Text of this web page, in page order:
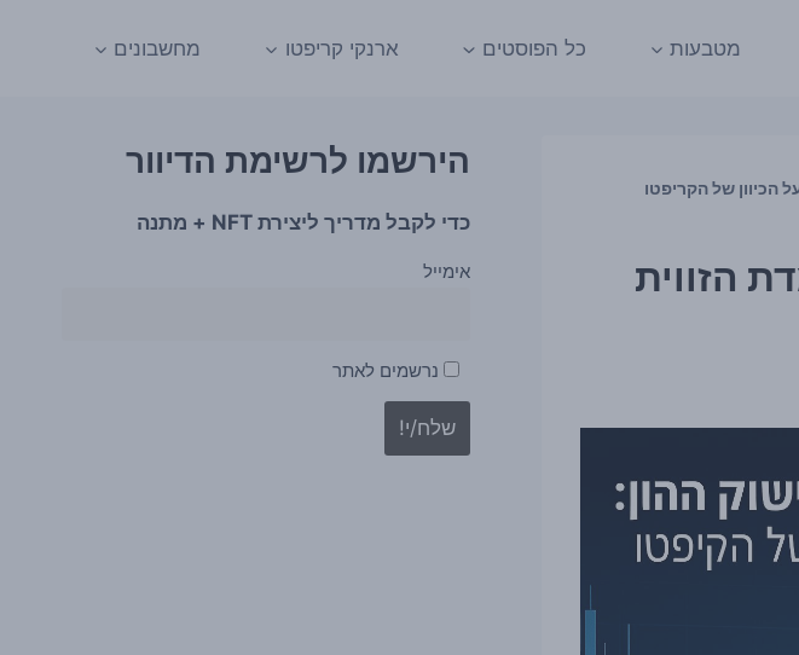
מטבעות כל הפוסטים ארנקי קריפטו מחשבונים
הכיוון של הקריפטו
הזווית
הירשמו לרשימת הדיוור
כדי לקבל מדריך ליצירת NFT + מתנה
אימייל
נרשמים לאתר